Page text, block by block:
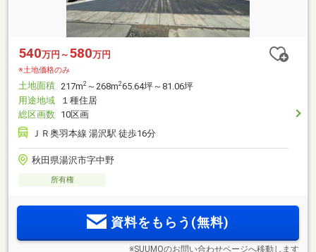
540万円～ 580万円
※土地価格のみ
土地面積 217m2 ～268m265.64坪～81.06坪
用途地域
１種住居
総区画数 10区画
ＪＲ奥羽本線 湯沢駅 徒歩16分
秋田県湯沢市字中野
所有権
資料をもらう(無料)
※SUUMOのお問い合わせページへ移動します